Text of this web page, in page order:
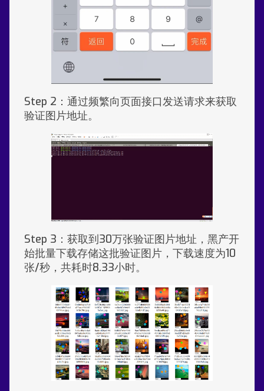
Step 2：通过频繁向页面接口发送请求来获取
验证图片地址。
Step 3：获取到30万张验证图片地址，黑产开
始批量下载存储这批验证图片，下载速度为10
张/秒，共耗时8.33小时。